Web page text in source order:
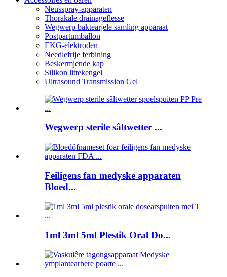
Neusspray-apparaten
Thorakale drainageflesse
Wegwerp baktearjele samling apparaat
Postpartumballon
EKG-elektroden
Needlefrije ferbining
Beskermjende kap
Silikon littekengel
Ultrasound Transmission Gel
Wegwerp sterile sâltwetter ...
Feiligens fan medyske apparaten
Bloed...
1ml 3ml 5ml Plestik Oral Do...